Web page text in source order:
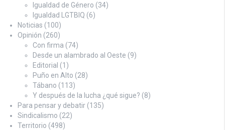
Igualdad de Género (34)
Igualdad LGTBIQ (6)
Noticias (100)
Opinión (260)
Con firma (74)
Desde un alambrado al Oeste (9)
Editorial (1)
Puño en Alto (28)
Tábano (113)
Y después de la lucha ¿qué sigue? (8)
Para pensar y debatir (135)
Sindicalismo (22)
Territorio (498)